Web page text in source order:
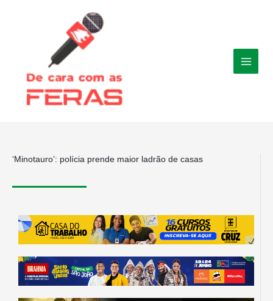
‘Minotauro’: polícia prende maior ladrão de casas